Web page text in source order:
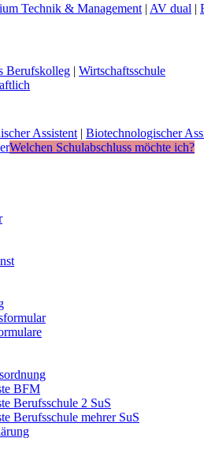
Technik & Management | AV dual |
Berufskolleg | Wirtschaftsschule
Assistent | Biotechnologischer
Welchen Schulabschluss möchte ich?
BFM
Berufsschule 2 SuS
Berufsschule mehrer SuS